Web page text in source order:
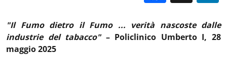
"Il Fumo dietro il Fumo ... verità nascoste dalle
industrie del tabacco" – Policlinico Umberto I, 28
maggio 2025